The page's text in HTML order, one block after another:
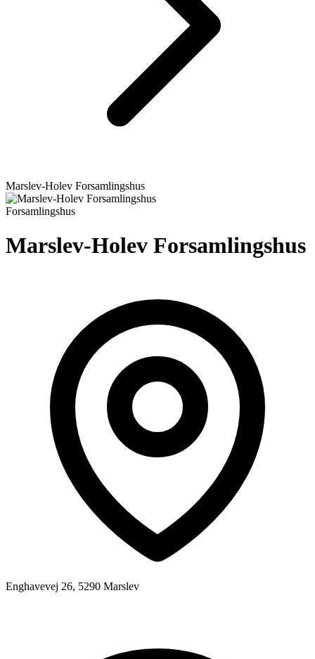
Marslev-Holev Forsamlingshus
Forsamlingshus
Marslev-Holev Forsamlingshus
Enghavevej 26, 5290 Marslev